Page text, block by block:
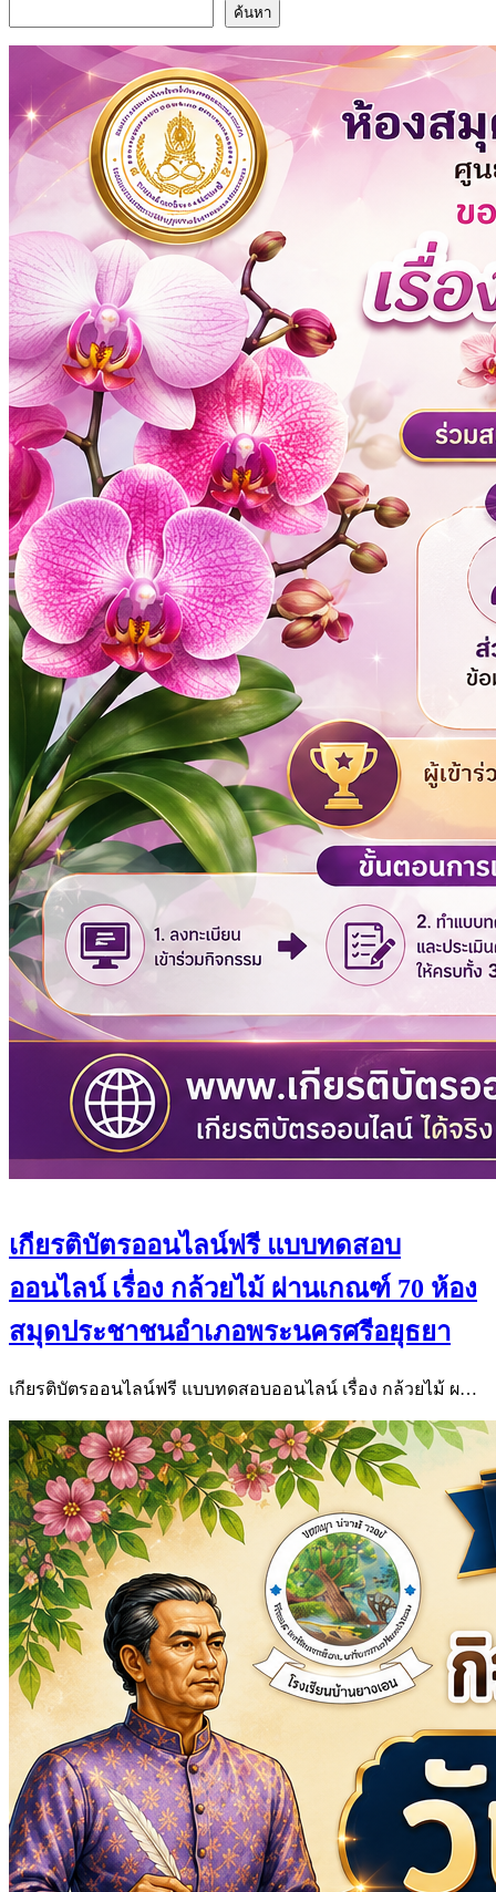
ค้นหา
เกียรติบัตรออนไลน์ฟรี แบบทดสอบ
ออนไลน์ เรื่อง กล้วยไม้ ผ่านเกณฑ์ 70 ห้อง
สมุดประชาชนอำเภอพระนครศรีอยุธยา
เกียรติบัตรออนไลน์ฟรี แบบทดสอบออนไลน์ เรื่อง กล้วยไม้ ผ…